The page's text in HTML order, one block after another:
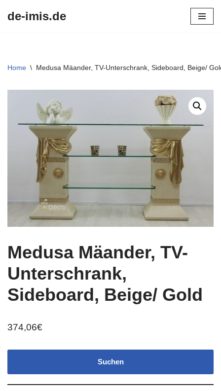
de-imis.de
Home \ Medusa Mäander, TV-Unterschrank, Sideboard, Beige/
Medusa Mäander, TV-
Unterschrank,
Sideboard, Beige/ Gold
374,06€
Suchen